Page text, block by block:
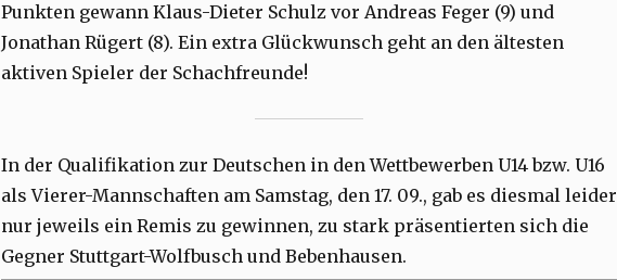
Punkten gewann Klaus-Dieter Schulz vor Andreas Feger (9) und
Jonathan Rügert (8). Ein extra Glückwunsch geht an den ältesten
aktiven Spieler der Schachfreunde!
In der Qualifikation zur Deutschen in den Wettbewerben U14 bzw. U16
als Vierer-Mannschaften am Samstag, den 17. 09., gab es diesmal leider
nur jeweils ein Remis zu gewinnen, zu stark präsentierten sich die
Gegner Stuttgart-Wolfbusch und Bebenhausen.